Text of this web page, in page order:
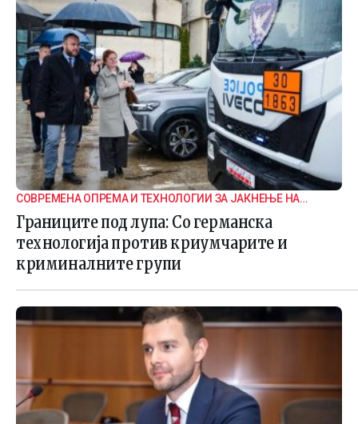
СОВРЕМЕНА ОПРЕМА И ТЕХНОЛОГИИ ЗА ЈАКНЕЊЕ НА
ГРАНИЧНАТА БЕЗБЕДНОСТ
Границите под лупа: Со германска
технологија против криумчарите и
криминалните групи